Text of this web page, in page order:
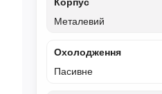
Металевий
Охолодження
Пасивне